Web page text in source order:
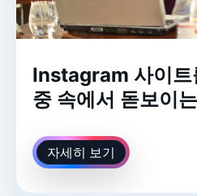
Instagram 사이트
중 속에서 돋보이
자세히 보기